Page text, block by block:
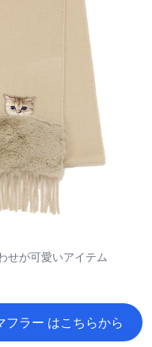
せが可愛いアイテム
フラー はこちらから